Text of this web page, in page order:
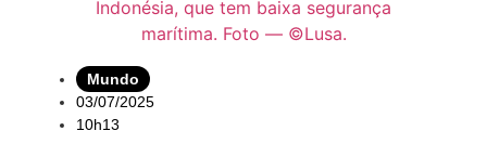
Mundo
03/07/2025
10h13